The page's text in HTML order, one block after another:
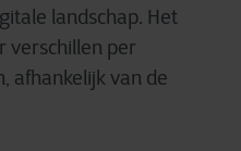
landschap. Het
verschillen per
afhankelijk van de